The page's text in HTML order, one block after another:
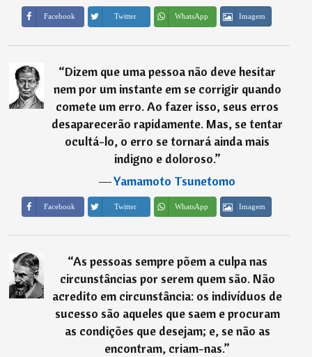
Facebook Twitter WhatsApp Imagem
“Dizem que uma pessoa não deve hesitar
nem por um instante em se corrigir quando
comete um erro. Ao fazer isso, seus erros
desaparecerão rapidamente. Mas, se tentar
ocultá-lo, o erro se tornará ainda mais
indigno e doloroso.”
―Yamamoto Tsunetomo
Facebook Twitter WhatsApp Imagem
“As pessoas sempre põem a culpa nas
circunstâncias por serem quem são. Não
acredito em circunstância: os indivíduos de
sucesso são aqueles que saem e procuram
as condições que desejam; e, se não as
encontram, criam-nas.”